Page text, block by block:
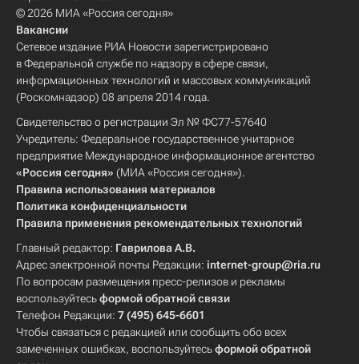
© 2026 МИА «Россия сегодня»
Вакансии
Сетевое издание РИА Новости зарегистрировано
в Федеральной службе по надзору в сфере связи,
информационных технологий и массовых коммуникаций
(Роскомнадзор) 08 апреля 2014 года.
Свидетельство о регистрации Эл № ФС77-57640
Учредитель: Федеральное государственное унитарное
предприятие Международное информационное агентство
«Россия сегодня» (МИА «Россия сегодня»).
Правила использования материалов
Политика конфиденциальности
Правила применения рекомендательных технологий
Главный редактор: Гаврилова А.В.
Адрес электронной почты Редакции: internet-group@ria.ru
По вопросам размещения пресс-релизов и рекламы
воспользуйтесьформой обратной связи
Телефон Редакции: 7 (495) 645-6601
Чтобы связаться с редакцией или сообщить обо всех
замеченных ошибках, воспользуйтесьформой обратной